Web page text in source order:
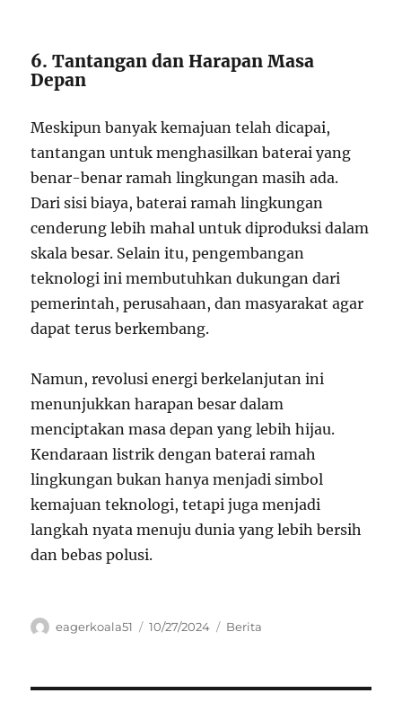
6. Tantangan dan Harapan Masa
Depan
Meskipun banyak kemajuan telah dicapai,
tantangan untuk menghasilkan baterai yang
benar-benar ramah lingkungan masih ada.
Dari sisi biaya, baterai ramah lingkungan
cenderung lebih mahal untuk diproduksi dalam
skala besar. Selain itu, pengembangan
teknologi ini membutuhkan dukungan dari
pemerintah, perusahaan, dan masyarakat agar
dapat terus berkembang.
Namun, revolusi energi berkelanjutan ini
menunjukkan harapan besar dalam
menciptakan masa depan yang lebih hijau.
Kendaraan listrik dengan baterai ramah
lingkungan bukan hanya menjadi simbol
kemajuan teknologi, tetapi juga menjadi
langkah nyata menuju dunia yang lebih bersih
dan bebas polusi.
Author
eagerkoala51
Posted
10/27/2024 Categories
Berita